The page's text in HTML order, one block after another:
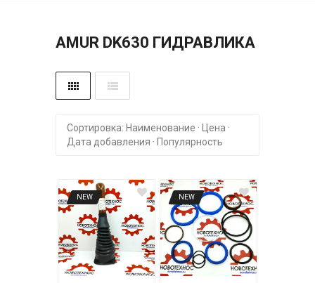
AMUR DK630 ГИДРАВЛИКА
Сортировка: Наименование · Цена ·
Дата добавления · Популярность
NEW NEW